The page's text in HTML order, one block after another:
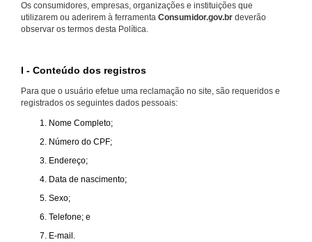
Os consumidores, empresas, organizações e instituições que
utilizarem ou aderirem à ferramenta Consumidor.gov.br deverão
observar os termos desta Política.
I - Conteúdo dos registros
Para que o usuário efetue uma reclamação no site, são requeridos e
registrados os seguintes dados pessoais:
Nome Completo;
Número do CPF;
Endereço;
Data de nascimento;
Sexo;
Telefone; e
E-mail.